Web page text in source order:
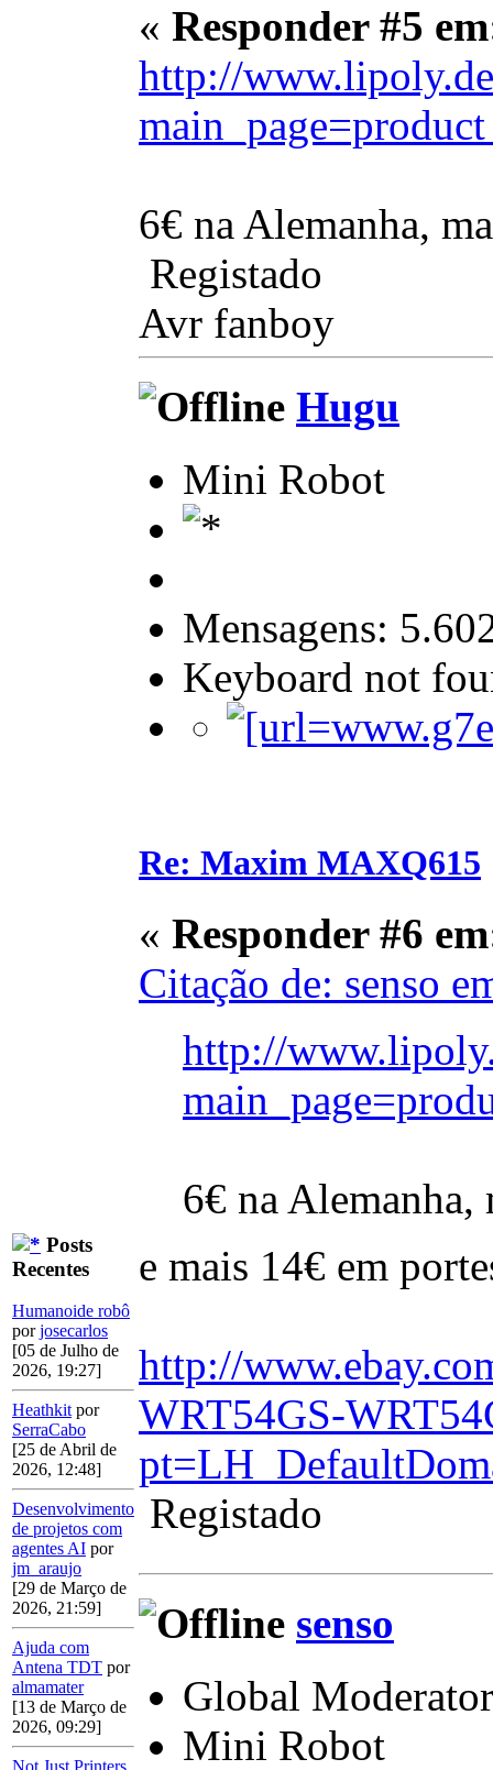
Posts
Recentes
Humanoide robô
porjosecarlos
[05 de Julho de
2026, 19:27]
Heathkit por
SerraCabo
[25 de Abril de
2026, 12:48]
Desenvolvimento
de projetos com
agentes AI por
jm_araujo
[29 de Março de
2026, 21:59]
Ajuda com
Antena TDT por
almamater
[13 de Março de
2026, 09:29]
« Responder #5
http://
6€ na Alemanha,
Registado
Avr fanboy
Hugu
Mini Robot
Mensagens:
Keyboard not
Re: Maxim MAXQ615
« Responder #6
Citação de: senso
http://
6€ na Alemanha,
e mais 14€ em
http://
WRT54GS-
Registado
senso
Global Moderator
Mini Robot